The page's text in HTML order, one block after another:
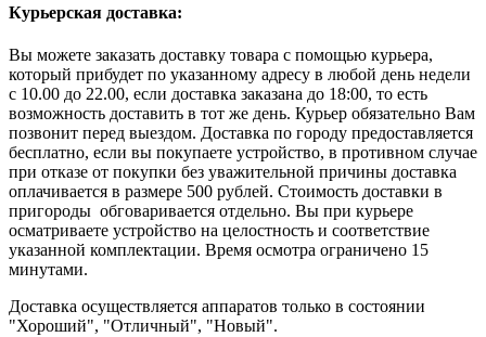
Курьерская доставка:
Вы можете заказать доставку товара с помощью курьера,
который прибудет по указанному адресу в любой день недели
с 10.00 до 22.00, если доставка заказана до 18:00, то есть
возможность доставить в тот же день. Курьер обязательно Вам
позвонит перед выездом. Доставка по городу предоставляется
бесплатно, если вы покупаете устройство, в противном случае
при отказе от покупки без уважительной причины доставка
оплачивается в размере 500 рублей. Стоимость доставки в
пригороды обговаривается отдельно. Вы при курьере
осматриваете устройство на целостность и соответствие
указанной комплектации. Время осмотра ограничено 15
минутами.
Доставка осуществляется аппаратов только в состоянии
"Хороший", "Отличный", "Новый".